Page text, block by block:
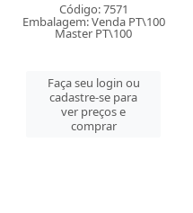
Código: 7571
Embalagem: Venda PT\100
Master PT\100
Faça seu login ou
cadastre-se para
ver preços e
comprar